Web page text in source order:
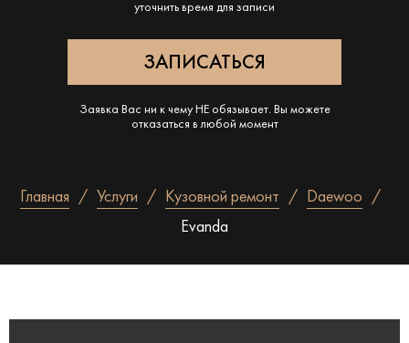
уточнить время для записи
Заявка Вас ни к чему НЕ обязывает. Вы можете
отказаться в любой момент
Главная Услуги Кузовной ремонт
Daewoo
Evanda